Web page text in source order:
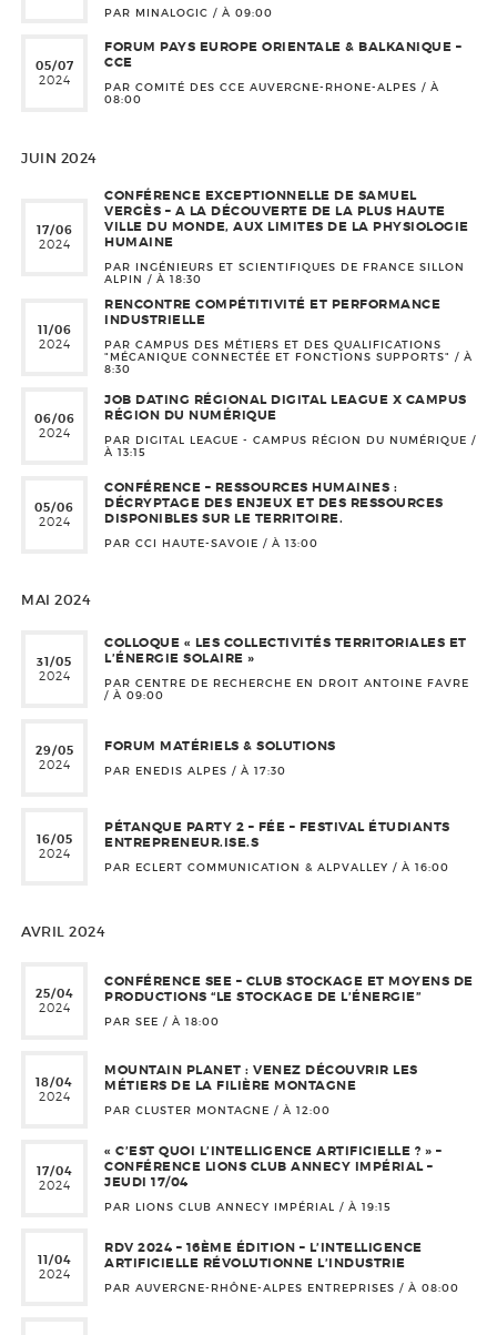
PAR MINALOGIC / À 09:00
05/07
2024
FORUM PAYS EUROPE ORIENTALE & BALKANIQUE –
CCE
PAR COMITÉ DES CCE AUVERGNE-RHONE-ALPES / À
08:00
JUIN 2024
17/06
2024
CONFÉRENCE EXCEPTIONNELLE DE SAMUEL
VERGÈS – A LA DÉCOUVERTE DE LA PLUS HAUTE
VILLE DU MONDE, AUX LIMITES DE LA PHYSIOLOGIE
HUMAINE
PAR INGÉNIEURS ET SCIENTIFIQUES DE FRANCE SILLON
ALPIN / À 18:30
11/06
2024
RENCONTRE COMPÉTITIVITÉ ET PERFORMANCE
INDUSTRIELLE
PAR CAMPUS DES MÉTIERS ET DES QUALIFICATIONS
"MÉCANIQUE CONNECTÉE ET FONCTIONS SUPPORTS" / À
8:30
06/06
2024
JOB DATING RÉGIONAL DIGITAL LEAGUE X CAMPUS
RÉGION DU NUMÉRIQUE
PAR DIGITAL LEAGUE - CAMPUS RÉGION DU NUMÉRIQUE /
À 13:15
05/06
2024
CONFÉRENCE – RESSOURCES HUMAINES :
DÉCRYPTAGE DES ENJEUX ET DES RESSOURCES
DISPONIBLES SUR LE TERRITOIRE.
PAR CCI HAUTE-SAVOIE / À 13:00
MAI 2024
31/05
2024
COLLOQUE « LES COLLECTIVITÉS TERRITORIALES ET
L’ÉNERGIE SOLAIRE »
PAR CENTRE DE RECHERCHE EN DROIT ANTOINE FAVRE
/ À 09:00
29/05
2024
FORUM MATÉRIELS & SOLUTIONS
PAR ENEDIS ALPES / À 17:30
16/05
2024
PÉTANQUE PARTY 2 – FÉE – FESTIVAL ÉTUDIANTS
ENTREPRENEUR.ISE.S
PAR ECLERT COMMUNICATION & ALPVALLEY / À 16:00
AVRIL 2024
25/04
2024
CONFÉRENCE SEE – CLUB STOCKAGE ET MOYENS DE
PRODUCTIONS “LE STOCKAGE DE L’ÉNERGIE”
PAR SEE / À 18:00
18/04
2024
MOUNTAIN PLANET : VENEZ DÉCOUVRIR LES
MÉTIERS DE LA FILIÈRE MONTAGNE
PAR CLUSTER MONTAGNE / À 12:00
17/04
2024
« C’EST QUOI L’INTELLIGENCE ARTIFICIELLE ? » –
CONFÉRENCE LIONS CLUB ANNECY IMPÉRIAL –
JEUDI 17/04
PAR LIONS CLUB ANNECY IMPÉRIAL / À 19:15
11/04
2024
RDV 2024 – 16ÈME ÉDITION – L’INTELLIGENCE
ARTIFICIELLE RÉVOLUTIONNE L’INDUSTRIE
PAR AUVERGNE-RHÔNE-ALPES ENTREPRISES / À 08:00